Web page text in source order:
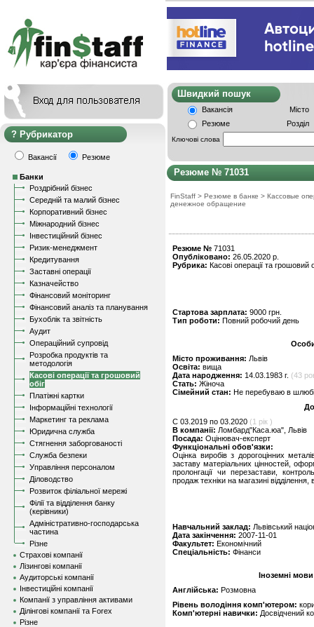
Рубрикатор
Вакансії Резюме
Банки
Роздрібний бізнес
Середній та малий бізнес
Корпоративний бізнес
Міжнародний бізнес
Інвестиційний бізнес
Ризик-менеджмент
Кредитування
Заставні операції
Казначейство
Фінансовий моніторинг
Фінансовий аналіз та планування
Бухоблік та звітність
Аудит
Операційний супровід
Розробка продуктів та
методологія
Касові операції та грошовий
обіг
Платіжні картки
Інформаційні технології
Маркетинг та реклама
Юридична служба
Стягнення заборгованості
Служба безпеки
Управління персоналом
Діловодство
Розвиток філіальної мережі
Філії та відділення банку
(керівники)
Адміністративно-господарська
частина
Різне
Страхові компанії
Лізингові компанії
Аудиторські компанії
Інвестиційні компанії
Компанії з управління активами
Ділінгові компанії та Forex
Різне
Швидкий
Вакансія
Місто
Резюме
Розділ
Ключові слова
Резюме № 71031
FinStaff > Резюме в банке > Кассовые
денежное обращение
Резюме № 71031
Опубліковано: 26.05.2020 р.
Рубрика: Касові операції та грошовий
Стартова зарплата: 9000 грн.
Тип роботи: Повний робочий день
Місто проживання: Львів
Освіта: вища
Дата народження: 14.03.1983 г. (43
Стать: Жіноча
Сімейний стан: Не перебуваю в
C 03.2019 по 03.2020 (1 рік )
В компанії: Ломбард"Каса.юа", Львів
Посада: Оцінювач-експерт
Функціональні обов'язки:
Оцінка виробів з дорогоцінних
заставу матеріальних цінностей,
пролонгації чи перезастави,
продаж техніки на магазині
Навчальний заклад: Львівський
Дата закінчення: 2007-11-01
Факультет: Економічний
Спеціальність: Фінанси
Іноземні
Англійська: Розмовна
Рівень володіння комп'ютером:
Комп'ютерні навички: Досвідчений